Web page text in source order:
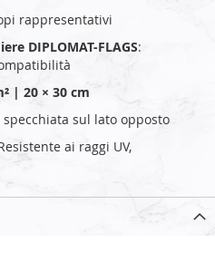
rappresentativi
DIPLOMAT-FLAGS:
| 20 × 30 cm
specchiata sul lato opposto
ai raggi UV,